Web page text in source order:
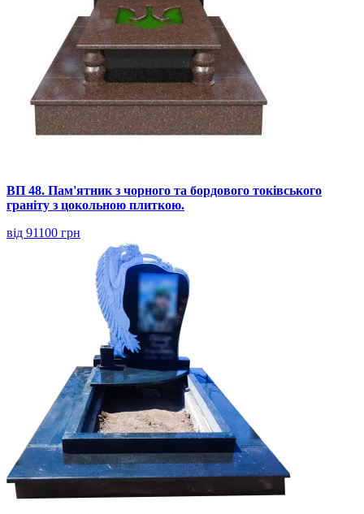
ВП 48. Пам'ятник з чорного та бордового токівського
граніту з цокольною плиткою.
від 91100 грн